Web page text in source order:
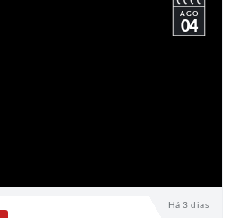
Há 3 dias
AGO
04